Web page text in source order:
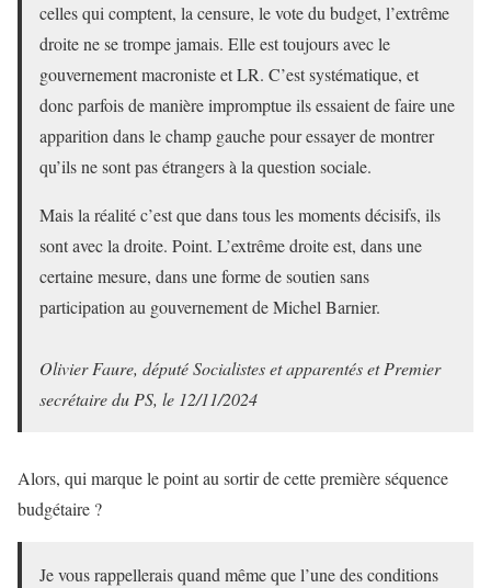
celles qui comptent, la censure, le vote du budget, l’extrême
droite ne se trompe jamais. Elle est toujours avec le
gouvernement macroniste et LR. C’est systématique, et
donc parfois de manière impromptue ils essaient de faire une
apparition dans le champ gauche pour essayer de montrer
qu’ils ne sont pas étrangers à la question sociale.
Mais la réalité c’est que dans tous les moments décisifs, ils
sont avec la droite. Point. L’extrême droite est, dans une
certaine mesure, dans une forme de soutien sans
participation au gouvernement de Michel Barnier.
Olivier Faure, député Socialistes et apparentés et Premier
secrétaire du PS, le 12/11/2024
Alors, qui marque le point au sortir de cette première séquence
budgétaire ?
Je vous rappellerais quand même que l’une des conditions